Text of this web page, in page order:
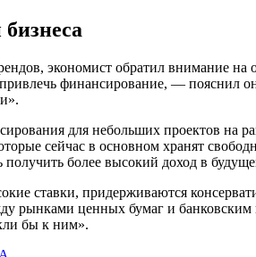
экономист обратил
финансирование, — пояснил
для небольших проектов на
сейчас в основном хранят
более высокий доход в
ставки, придерживаются
рынками ценных бумаг и
бы к ним».